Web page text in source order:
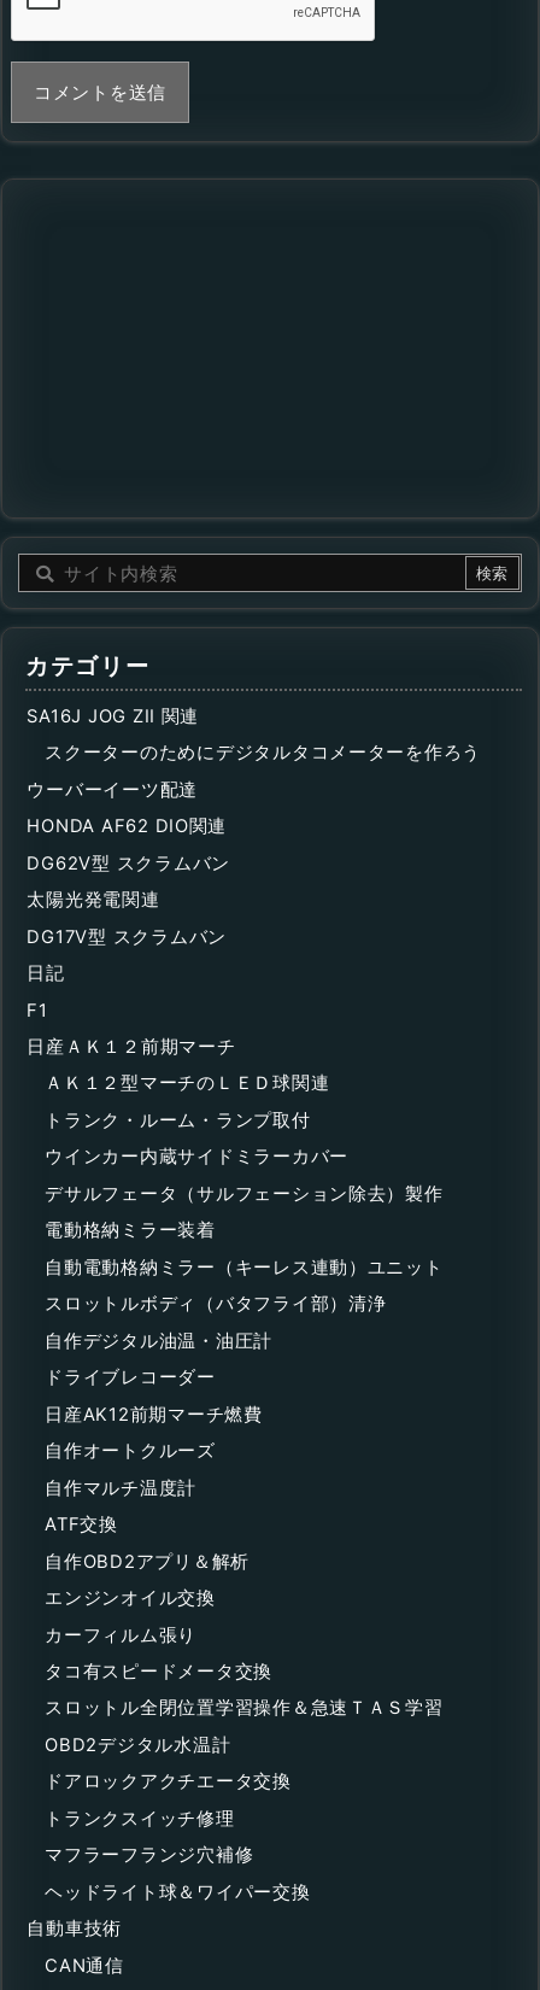
カテゴリー
SA16J JOG ZII 関連
スクーターのためにデジタルタコメーターを作ろう
ウーバーイーツ配達
HONDA AF62 DIO関連
DG62V型 スクラムバン
太陽光発電関連
DG17V型 スクラムバン
日記
F1
日産ＡＫ１２前期マーチ
ＡＫ１２型マーチのＬＥＤ球関連
トランク・ルーム・ランプ取付
ウインカー内蔵サイドミラーカバー
デサルフェータ（サルフェーション除去）製作
電動格納ミラー装着
自動電動格納ミラー（キーレス連動）ユニット
スロットルボディ（バタフライ部）清浄
自作デジタル油温・油圧計
ドライブレコーダー
日産AK12前期マーチ燃費
自作オートクルーズ
自作マルチ温度計
ATF交換
自作OBD2アプリ＆解析
エンジンオイル交換
カーフィルム張り
タコ有スピードメータ交換
スロットル全閉位置学習操作＆急速ＴＡＳ学習
OBD2デジタル水温計
ドアロックアクチエータ交換
トランクスイッチ修理
マフラーフランジ穴補修
ヘッドライト球＆ワイパー交換
自動車技術
CAN通信